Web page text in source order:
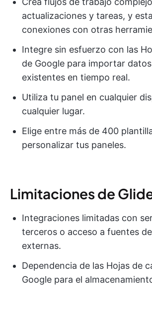
actualizaciones y tareas, y
conexiones con otras
Integre sin esfuerzo con las
de Google para importar
existentes en tiempo real.
Utiliza tu panel en cualquier
cualquier lugar.
Elige entre más de 400
personalizar tus paneles.
Limitaciones de
Integraciones limitadas con
terceros o acceso a fuentes
externas.
Dependencia de las Hojas de
Google para el